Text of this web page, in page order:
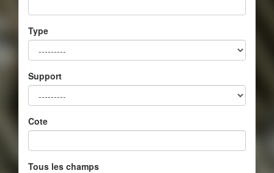
Type
Support
Cote
Tous les champs